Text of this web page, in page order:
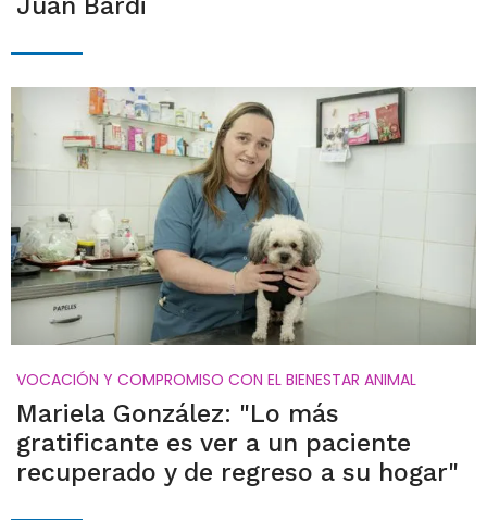
VOCACIÓN Y COMPROMISO CON EL BIENESTAR ANIMAL
Mariela González: "Lo más
gratificante es ver a un paciente
recuperado y de regreso a su hogar"